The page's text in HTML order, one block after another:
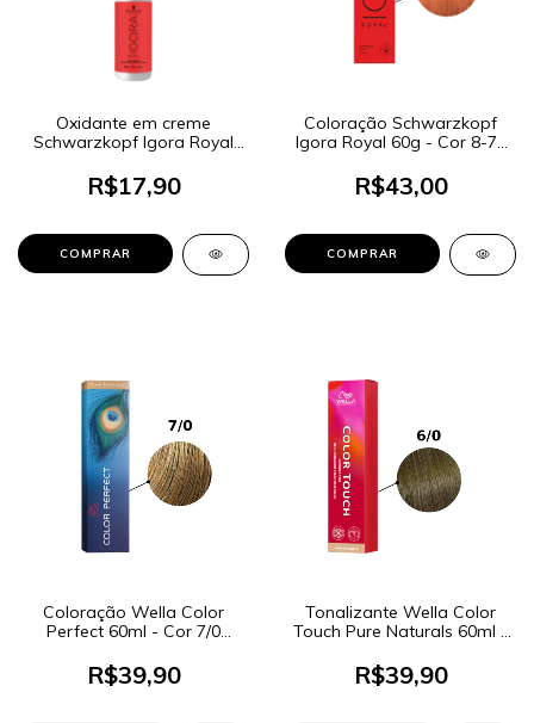
Oxidante em creme
Schwarzkopf Igora Royal
R$17,90
Coloração Schwarzkopf
Igora Royal 60g - Cor 8-77
R$43,00
Coloração Wella Color
Perfect 60ml - Cor 7/0
R$39,90
Tonalizante Wella Color
Touch Pure Naturals 60ml -
R$39,90